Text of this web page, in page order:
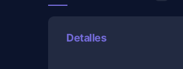
Detalles